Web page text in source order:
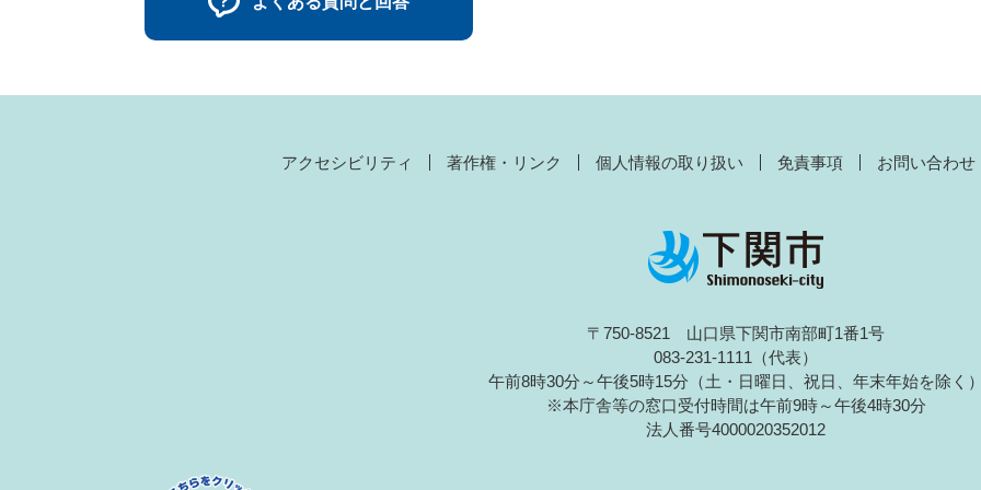
アクセシビリティ 著作権・リンク 個人情報の取り扱い 免責事項 お問い合わせ
〒750-8521 山口県下関市南部町1番1号
083-231-1111（代表）
午前8時30分～午後5時15分（土・日曜日、祝日、年末年始を除く）
※本庁舎等の窓口受付時間は午前9時～午後4時30分
法人番号4000020352012